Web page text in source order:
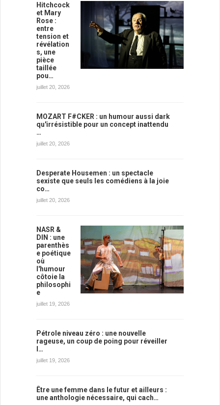
Hitchcock
et Mary
Rose :
entre
tension et
révélation
s, une
pièce
taillée
pou…
juillet 20, 2026
MOZART F#CKER : un humour aussi dark
qu'irrésistible pour un concept inattendu
…
juillet 20, 2026
Desperate Housemen : un spectacle
sexiste que seuls les comédiens à la joie
co…
juillet 20, 2026
NASR &
DIN : une
parenthès
e poétique
où
l'humour
côtoie la
philosophi
e
juillet 19, 2026
Pétrole niveau zéro : une nouvelle
rageuse, un coup de poing pour réveiller
l…
juillet 19, 2026
Être une femme dans le futur et ailleurs :
une anthologie nécessaire, qui cach…